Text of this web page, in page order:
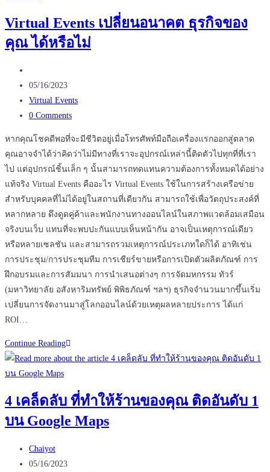
ท่อง
เที่ยว…
ใช้
Virtual
Tour
Virtual Events เปลี่ยนอนาคต ธุรกิจของ
คุณ ได้หรือไม่
author:
Post
published:
05/16/2023
Post
category:
Virtual Events
Post
0 Comments
หากคุณโชคดีพอที่จะมีชีวิตอยู่เมื่อโทรศัพท์มือถือเครื่องแรกออกสู่ตลาด
คุณอาจจำได้ว่าคิดว่าไม่มีทางที่เราจะอุปกรณ์เหล่านี้ติดตัวไปทุกที่ที่เรา
ไป แต่อุปกรณ์ชิ้นเล็ก ๆ นั้นสามารถทดแทนความต้องการทั้งหมดได้อย่าง
แท้จริง Virtual Events คืออะไร Virtual Events ใช้ในการสร้างเครือข่าย
สำหรับบุคคลที่ไม่ได้อยู่ในสถานที่เดียวกัน สามารถใช้เพื่อวัตถุประสงค์ที่
หลากหลาย ดึงดูดคู่ค้าและพนักงานทางออนไลน์ในสภาพแวดล้อมเสมือน
จริงบนเว็บ แทนที่จะพบปะกันแบบเห็นหน้ากัน อาจเป็นเหตุการณ์เดียว
หรือหลายเซลชัน และสามารถรวมเหตุการณ์ประเภทใดก็ได้ อาทิเช่น
การประชุม/การประชุมทีม การเชียร์ขายหรือการเปิดตัวผลิตภัณฑ์ การ
ฝึกอบรมและการสัมมนา การนำเสนอต่างๆ การจัดมหกรรม ทัวร์
(มหาวิทยาลัย อสังหาริมทรัพย์ พิพิธภัณฑ์ ฯลฯ) ธุรกิจจำนวนมากขึ้นเริ่ม
เปลี่ยนการจัดงานมาสู่โลกออนไลน์ด้วยเหตุผลหลายประการ ได้แก่
ROI…
Continue ReadingVirtual
Events
อนาคต
ธุรกิจ
ของ
หรือ
4 เคล็ดลับ ที่ทำให้ร้านของคุณ ติดอันดับ 1
บน Google Maps
Post
author:
Chaiyot
Post
05/16/2023